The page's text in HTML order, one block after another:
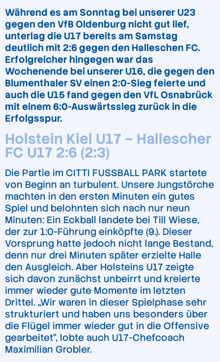
Während es am Sonntag bei unserer U23
gegen den VfB Oldenburg nicht gut lief,
unterlag die U17 bereits am Samstag
deutlich mit 2:6 gegen den Halleschen FC.
Erfolgreicher hingegen war das
Wochenende bei unserer U16, die gegen den
Blumenthaler SV einen 2:0-Sieg feierte und
auch die U15 fand gegen den VfL Osnabrück
mit einem 6:0-Auswärtssieg zurück in die
Erfolgsspur.
Holstein Kiel U17 – Hallescher
FC U17 2:6 (2:3)
Die Partie im CITTI FUSSBALL PARK startete
von Beginn an turbulent. Unsere Jungstörche
machten in den ersten Minuten ein gutes
Spiel und belohnten sich nach nur neun
Minuten: Ein Eckball landete bei Till Wiese,
der zur 1:0-Führung einköpfte (9.). Dieser
Vorsprung hatte jedoch nicht lange Bestand,
denn nur drei Minuten später erzielte Halle
den Ausgleich. Aber Holsteins U17 zeigte
sich davon zunächst unbeirrt und kreierte
immer wieder gute Momente im letzten
Drittel. „Wir waren in dieser Spielphase sehr
strukturiert und haben uns besonders über
die Flügel immer wieder gut in die Offensive
gearbeitet“, lobte auch U17-Chefcoach
Maximilian Grobler.